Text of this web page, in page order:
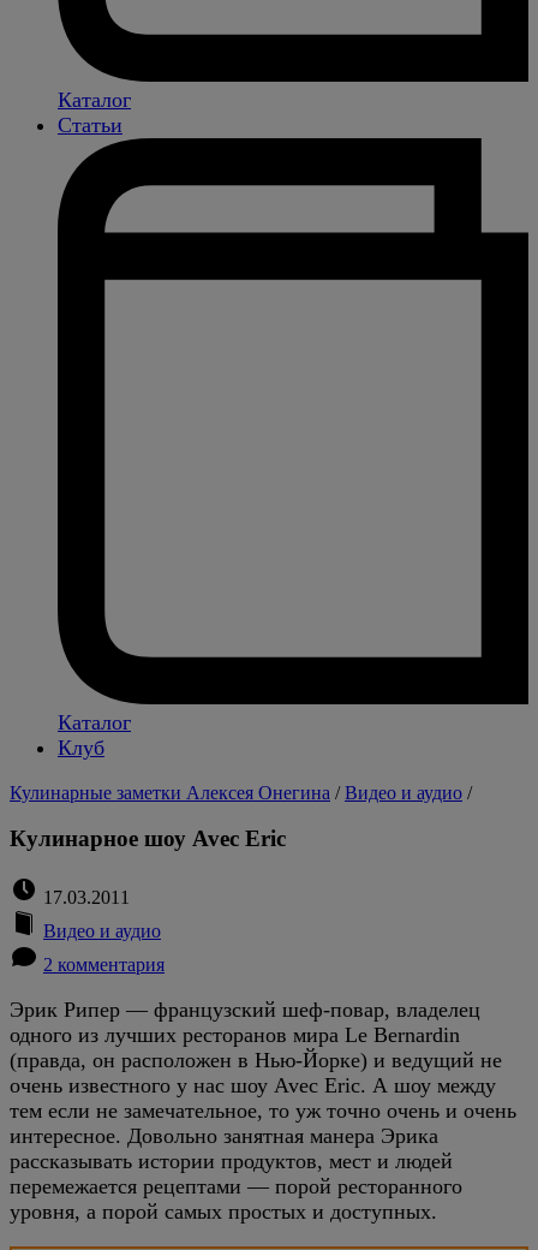
Каталог
Статьи
Каталог
Клуб
Кулинарные заметки Алексея Онегина /Видео и аудио /
Кулинарное шоу Avec Eric
17.03.2011
Видео и аудио
2 комментария
Эрик Рипер — французский шеф-повар, владелец
одного из лучших ресторанов мира Le Bernardin
(правда, он расположен в Нью-Йорке) и ведущий не
очень известного у нас шоу Avec Eric. А шоу между
тем если не замечательное, то уж точно очень и очень
интересное. Довольно занятная манера Эрика
рассказывать истории продуктов, мест и людей
перемежается рецептами — порой ресторанного
уровня, а порой самых простых и доступных.